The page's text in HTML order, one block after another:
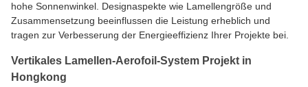
hohe Sonnenwinkel. Designaspekte wie Lamellengröße und
Zusammensetzung beeinflussen die Leistung erheblich und
tragen zur Verbesserung der Energieeffizienz Ihrer Projekte bei.
Vertikales Lamellen-Aerofoil-System Projekt in
Hongkong